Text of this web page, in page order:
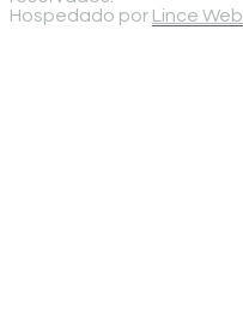
Hospedado por Lince Web